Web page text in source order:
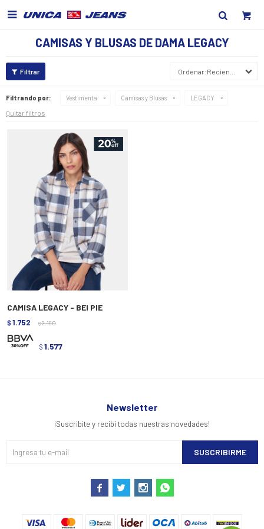

CAMISAS Y BLUSAS DE DAMA LEGACY
Recientes
Filtrando por: Vestimenta Camisas y Blusas LEGACY
Quitar filtros
CAMISA LEGACY - BEI PIE
$ 1.752 $ 2.190
$ 1.577
Newsletter
¡Suscribite y recibí todas nuestras novedades!
SUSCRIBIRME
   